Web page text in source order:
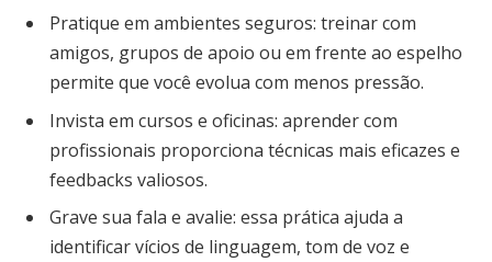
Pratique em ambientes seguros: treinar com
amigos, grupos de apoio ou em frente ao espelho
permite que você evolua com menos pressão.
Invista em cursos e oficinas: aprender com
profissionais proporciona técnicas mais eficazes e
feedbacks valiosos.
Grave sua fala e avalie: essa prática ajuda a
identificar vícios de linguagem, tom de voz e